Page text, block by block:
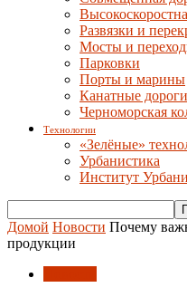
Развязки и
Мосты и
Парковки
Порты и марины
Канатные дороги
Черноморская
Технологии
«Зелёные»
Урбанистика
Институт
Домой Новости Почему
продукции